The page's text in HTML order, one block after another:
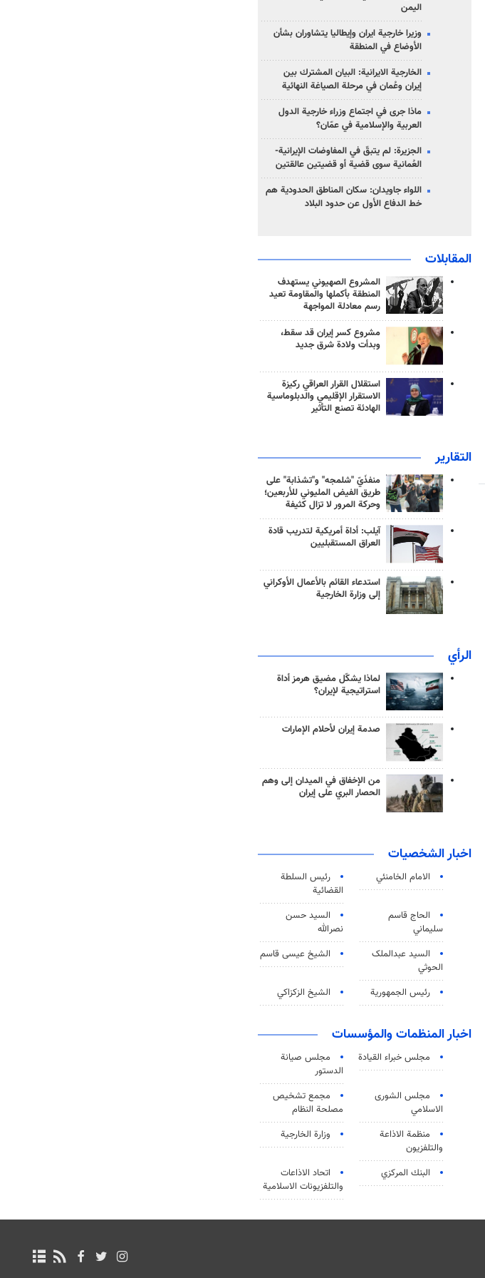
اليمن
وزيرا خارجية ايران وإيطاليا يتشاوران بشأن
الأوضاع في المنطقة
الخارجية الايرانية: البيان المشترك بين
إيران وعُمان في مرحلة الصياغة النهائية
ماذا جرى في اجتماع وزراء خارجية الدول
العربية والإسلامية في عمّان؟
الجزيرة: لم يتبقّ في المفاوضات الإيرانية-
العُمانية سوى قضية أو قضيتين عالقتين
اللواء جاويدان: سكان المناطق الحدودية هم
خط الدفاع الأول عن حدود البلاد
المقابلات
المشروع الصهيوني يستهدف
المنطقة بأكملها والمقاومة تعيد
رسم معادلة المواجهة
مشروع كسر إيران قد سقط،
وبدأت ولادة شرق جديد
استقلال القرار العراقي ركيزة
الاستقرار الإقليمي والدبلوماسية
الهادئة تصنع التأثير
التقارير
منفذَيّ "شلمجه" و"تشذابة" على
طريق الفيض المليوني للأربعين؛
وحركة المرور لا تزال كثيفة
آيلب: أداة أمريكية لتدريب قادة
العراق المستقبليين
استدعاء القائم بالأعمال الأوكراني
إلى وزارة الخارجية
الرأي
لماذا يشكّل مضيق هرمز أداة
استراتيجية لإيران؟
صدمة إيران لأحلام الإمارات
من الإخفاق في الميدان إلى وهم
الحصار البري على إيران
اخبار الشخصيات
الامام الخامنئي
رئیس السلطة
القضائیة
الحاج قاسم
سليماني
السيد حسن
نصرالله
السید عبدالملک
الحوثي
الشيخ عيسى قاسم
رئيس الجمهورية الشيخ الزكزاكي
اخبار المنظمات والمؤسسات
مجلس خبراء القيادة
مجلس صيانة
الدستور
مجلس الشورى
الاسلامي
مجمع تشخيص
مصلحة النظام
منظمة الاذاعة
والتلفزیون
وزارة الخارجية
البنك المركزي
اتحاد الاذاعات
والتلفزيونات الاسلامية